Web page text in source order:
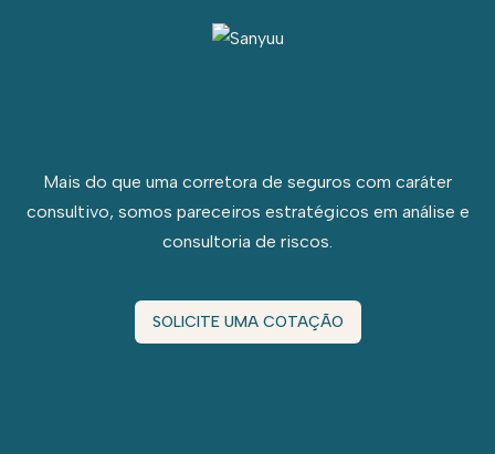
Mais do que uma corretora de seguros com caráter
consultivo, somos pareceiros estratégicos em análise e
consultoria de riscos.
SOLICITE UMA COTAÇÃO